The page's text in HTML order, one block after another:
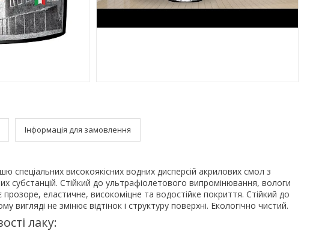
Інформація для замовлення
спеціальних високоякісних водних дисперсій акрилових смол з
субстанцій. Стійкий до ультрафіолетового випромінювання, вологи
еластичне, високоміцне та водостійке покриття. Стійкий до
вигляді не змінює відтінок і структуру поверхні. Екологічно чистий.
лаку: